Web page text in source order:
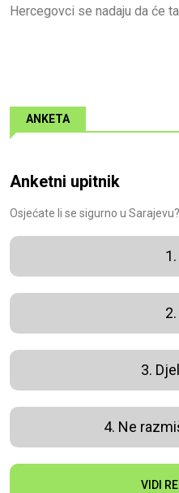
Hercegovci se nadaju da će
ANKETA
Anketni upitnik
Osjećate li se sigurno u Sarajevu?
3.
4. Ne
VIDI